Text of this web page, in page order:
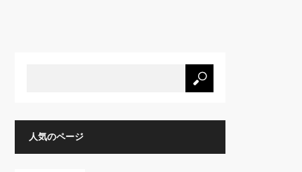
人気のページ